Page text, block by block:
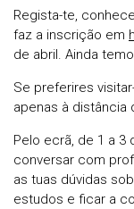
Regista-te,
faz a inscrição em
de abril. Ainda
Se preferires
apenas à distância
Pelo ecrã, de 1 a 3
conversar com
as tuas dúvidas
estudos e ficar a